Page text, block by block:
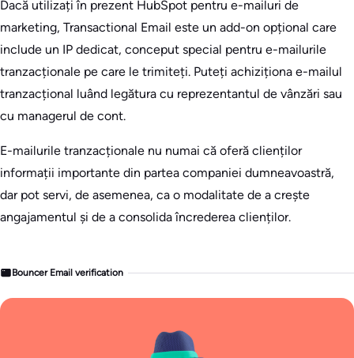
Dacă utilizați în prezent HubSpot pentru e-mailuri de
marketing, Transactional Email este un add-on opțional care
include un IP dedicat, conceput special pentru e-mailurile
tranzacționale pe care le trimiteți. Puteți achiziționa e-mailul
tranzacțional luând legătura cu reprezentantul de vânzări sau
cu managerul de cont.
E-mailurile tranzacționale nu numai că oferă clienților
informații importante din partea companiei dumneavoastră,
dar pot servi, de asemenea, ca o modalitate de a crește
angajamentul și de a consolida încrederea clienților.
Bouncer Email verification